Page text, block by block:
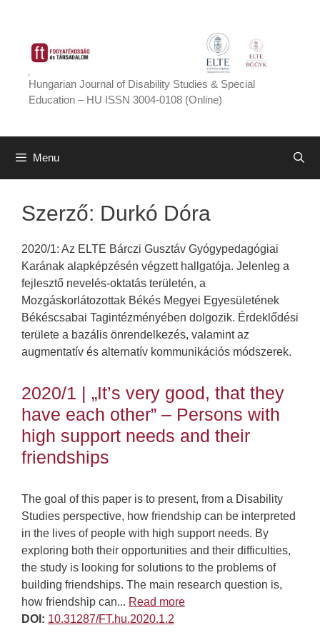
content
Hungarian Journal of Disability Studies & Special
Education – HU ISSN 3004-0108 (Online)
Menu
Szerző: Durkó Dóra
2020/1: Az ELTE Bárczi Gusztáv Gyógypedagógiai
Karának alapképzésén végzett hallgatója. Jelenleg a
fejlesztő nevelés-oktatás területén, a
Mozgáskorlátozottak Békés Megyei Egyesületének
Békéscsabai Tagintézményében dolgozik. Érdeklődési
területe a bazális önrendelkezés, valamint az
augmentatív és alternatív kommunikációs módszerek.
2020/1 | „It’s very good, that they
have each other” – Persons with
high support needs and their
friendships
The goal of this paper is to present, from a Disability
Studies perspective, how friendship can be interpreted
in the lives of people with high support needs. By
exploring both their opportunities and their difficulties,
the study is looking for solutions to the problems of
building friendships. The main research question is,
how friendship can... Read more
DOI: 10.31287/FT.hu.2020.1.2